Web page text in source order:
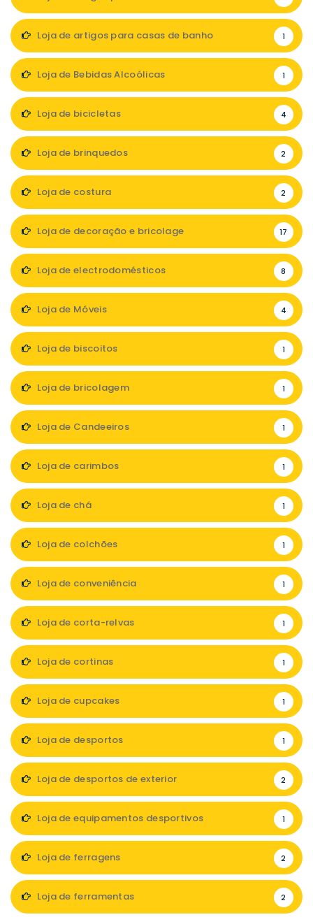
Loja de artigos para casas de banho 1
Loja de Bebidas Alcoólicas 1
Loja de bicicletas 4
Loja de brinquedos 2
Loja de costura 2
Loja de decoração e bricolage 17
Loja de electrodomésticos 8
Loja de Móveis 4
Loja de biscoitos 1
Loja de bricolagem 1
Loja de Candeeiros 1
Loja de carimbos 1
Loja de chá 1
Loja de colchões 1
Loja de conveniência 1
Loja de corta-relvas 1
Loja de cortinas 1
Loja de cupcakes 1
Loja de desportos 1
Loja de desportos de exterior 2
Loja de equipamentos desportivos 1
Loja de ferragens 2
Loja de ferramentas 2